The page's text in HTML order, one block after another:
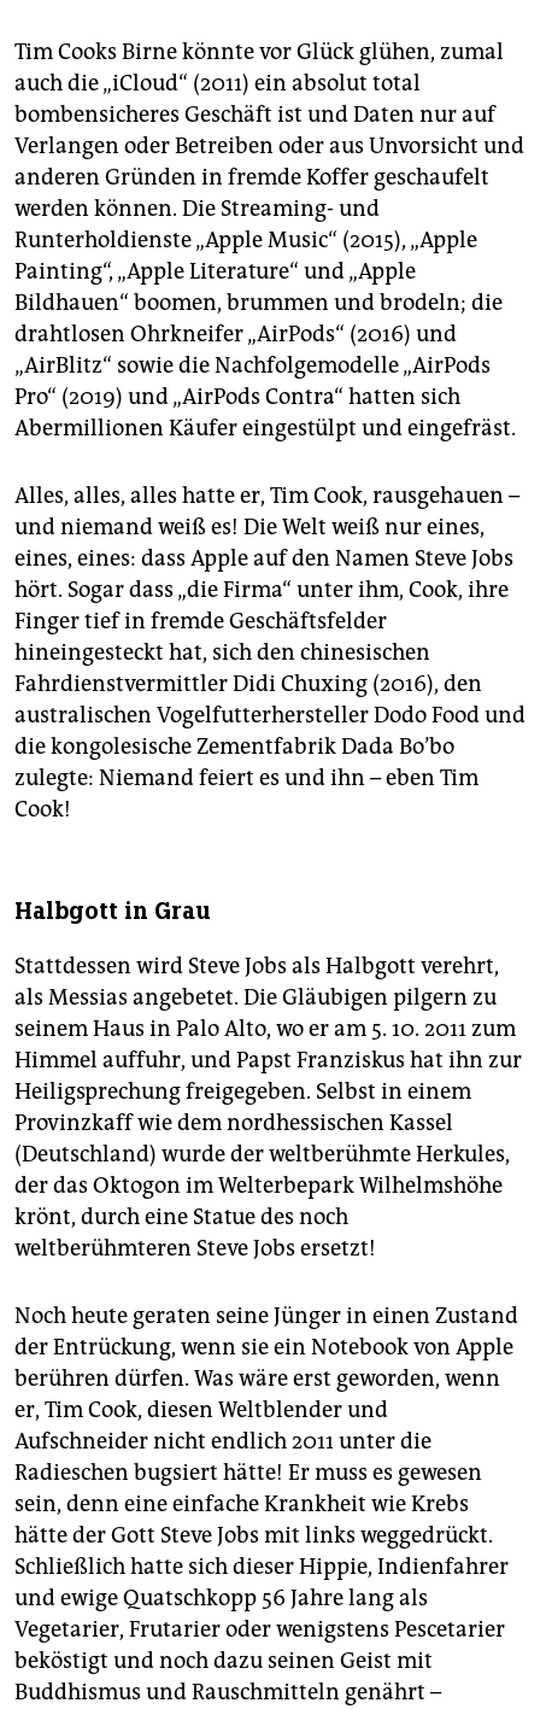
Tim Cooks Birne könnte vor Glück glühen, zumal
auch die „iCloud“ (2011) ein absolut total
bombensicheres Geschäft ist und Daten nur auf
Verlangen oder Betreiben oder aus Unvorsicht und
anderen Gründen in fremde Koffer geschaufelt
werden können. Die Streaming- und
Runterholdienste „Apple Music“ (2015), „Apple
Painting“, „Apple Literature“ und „Apple
Bildhauen“ boomen, brummen und brodeln; die
drahtlosen Ohrkneifer „AirPods“ (2016) und
„AirBlitz“ sowie die Nachfolgemodelle „AirPods
Pro“ (2019) und „AirPods Contra“ hatten sich
Abermillionen Käufer eingestülpt und eingefräst.
Alles, alles, alles hatte er, Tim Cook, rausgehauen –
und niemand weiß es! Die Welt weiß nur eines,
eines, eines: dass Apple auf den Namen Steve Jobs
hört. Sogar dass „die Firma“ unter ihm, Cook, ihre
Finger tief in fremde Geschäftsfelder
hineingesteckt hat, sich den chinesischen
Fahrdienstvermittler Didi Chuxing (2016), den
australischen Vogelfutterhersteller Dodo Food und
die kongolesische Zementfabrik Dada Bo’bo
zulegte: Niemand feiert es und ihn – eben Tim
Cook!
Halbgott in Grau
Stattdessen wird Steve Jobs als Halbgott verehrt,
als Messias angebetet. Die Gläubigen pilgern zu
seinem Haus in Palo Alto, wo er am 5. 10. 2011 zum
Himmel auffuhr, und Papst Franziskus hat ihn zur
Heiligsprechung freigegeben. Selbst in einem
Provinzkaff wie dem nordhessischen Kassel
(Deutschland) wurde der weltberühmte Herkules,
der das Oktogon im Welterbepark Wilhelmshöhe
krönt, durch eine Statue des noch
weltberühmteren Steve Jobs ersetzt!
Noch heute geraten seine Jünger in einen Zustand
der Entrückung, wenn sie ein Notebook von Apple
berühren dürfen. Was wäre erst geworden, wenn
er, Tim Cook, diesen Weltblender und
Aufschneider nicht endlich 2011 unter die
Radieschen bugsiert hätte! Er muss es gewesen
sein, denn eine einfache Krankheit wie Krebs
hätte der Gott Steve Jobs mit links weggedrückt.
Schließlich hatte sich dieser Hippie, Indienfahrer
und ewige Quatschkopp 56 Jahre lang als
Vegetarier, Frutarier oder wenigstens Pescetarier
beköstigt und noch dazu seinen Geist mit
Buddhismus und Rauschmitteln genährt –